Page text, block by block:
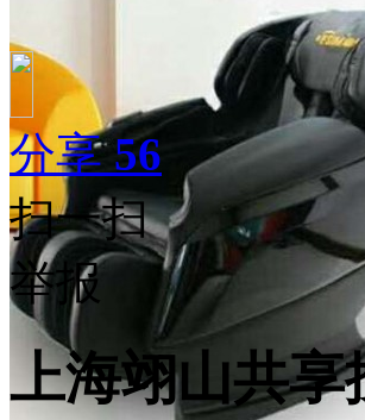
分享56
扫一扫
举报
上海翊山共享